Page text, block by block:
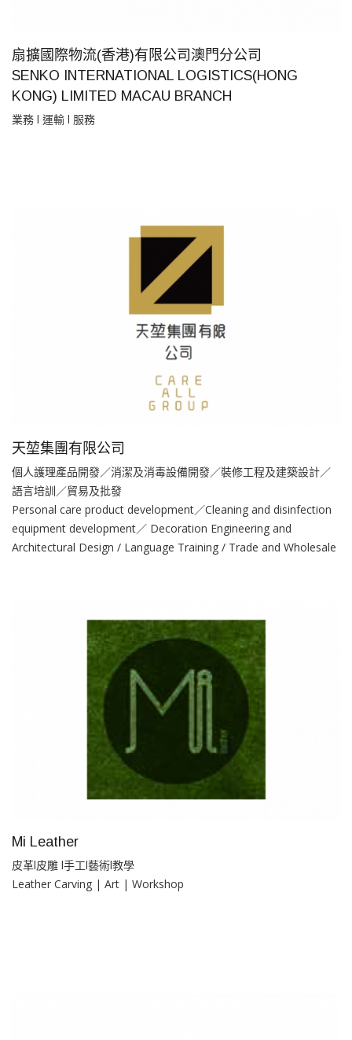
扇擴國際物流(香港)有限公司澳門分公司
SENKO INTERNATIONAL LOGISTICS(HONG
KONG) LIMITED MACAU BRANCH
業務 l 運輸 l 服務
天堃集團有限公司
個人護理產品開發／消潔及消毒設備開發／裝修工程及建築設計／
語言培訓／貿易及批發
Personal care product development／Cleaning and disinfection
equipment development／ Decoration Engineering and
Architectural Design / Language Training / Trade and Wholesale
Mi Leather
皮革l皮雕 l手工l藝術l教學
Leather Carving | Art | Workshop